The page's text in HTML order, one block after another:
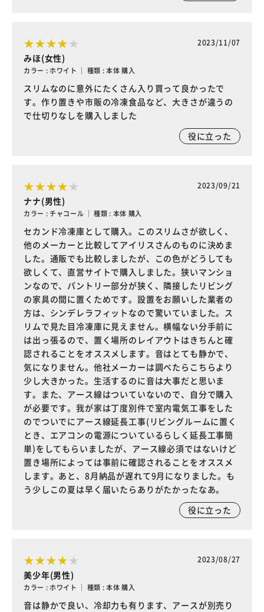
2023/11/07
みほ(女性)
カラー : ホワイト ｜ 種類 : 本体 購入
スリムなのに意外にたくさん入り買って良かったで
す。作り置きや市販の冷凍食品など、大きさが違うの
で仕切りなしを購入しました
役に立った
2023/09/21
ナナ(男性)
カラー : チャコール ｜ 種類 : 本体 購入
セカンド冷凍庫として購入。このスリムさが欲しく、
他のメーカーと比較してアイリスさんのものに決めま
した。通販でも比較しましたが、この色がどうしても
欲しくて、直営サイトで購入しました。狭いマンショ
ンなので、パントリー部分が狭く、隣接したリビング
の家具の間に置くためです。設置をお願いした業者の
方は、シンデレラフィットなので驚いていました。ス
リムで見た目冷凍庫に見えません。横幅ない分手前に
は出っ張るので、置く場所のレイアウトはきちんと確
認されることをオススメします。音はとても静かで、
気になりません。他社メーカーは調べたらこちらより
少し大きかった。生活するのに音は大事だと思いま
す。また、アース線はついていないので、自分で購入
が必要です。我が家は丁度別件で室内電気工事をした
のでついでにアース線延長工事(リビングルームに置く
とき、エアコンの電源についているらしく延長工事簡
単)をしてもらいましたが、アース線必須ではないけど
置き場所によっては事前に確認されることをオススメ
します。あと、8月納品が遅れて9月になりました。も
う少しこの夏は早く届いたらありがたかったなあ。
役に立った
2023/08/27
美少年(男性)
カラー : ホワイト ｜ 種類 : 本体 購入
音は静かで良い、冷却力も有ります、アースが別売り